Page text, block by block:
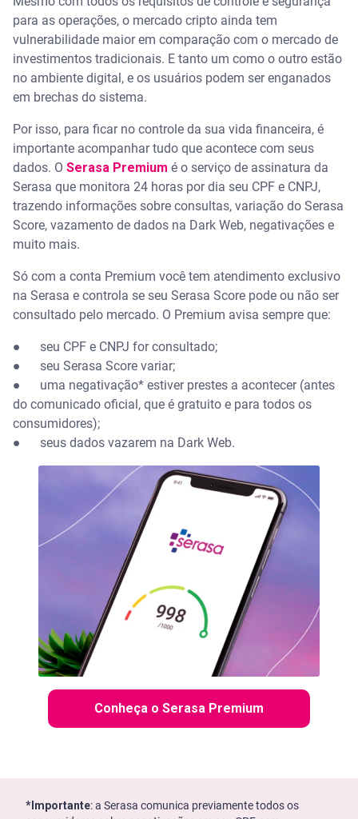
para as operações, o mercado cripto ainda tem
vulnerabilidade maior em comparação com o mercado de
investimentos tradicionais. E tanto um como o outro estão
no ambiente digital, e os usuários podem ser enganados
em brechas do sistema.
Por isso, para ficar no controle da sua vida financeira, é
importante acompanhar tudo que acontece com seus
dados. O Serasa Premium é o serviço de assinatura da
Serasa que monitora 24 horas por dia seu CPF e CNPJ,
trazendo informações sobre consultas, variação do Serasa
Score, vazamento de dados na Dark Web, negativações e
muito mais.
Só com a conta Premium você tem atendimento exclusivo
na Serasa e controla se seu Serasa Score pode ou não ser
consultado pelo mercado. O Premium avisa sempre que:
● seu CPF e CNPJ for consultado;
● seu Serasa Score variar;
● uma negativação* estiver prestes a acontecer (antes
do comunicado oficial, que é gratuito e para todos os
consumidores);
● seus dados vazarem na Dark Web.
Conheça o Serasa Premium
*Importante: a Serasa comunica previamente todos os